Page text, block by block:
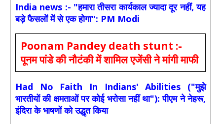
India news :- "हमारा तीसरा कार्यकाल ज्यादा दूर नहीं, यह
बड़े फैसलों में से एक होगा": PM Modi
Poonam Pandey death stunt :-
पूनम पांडे की नौटंकी में शामिल एजेंसी ने मांगी माफी
Had No Faith In Indians' Abilities ("मुझे
भारतीयों की क्षमताओं पर कोई भरोसा नहीं था"): पीएम ने नेहरू,
इंदिरा के भाषणों को उद्धृत किया